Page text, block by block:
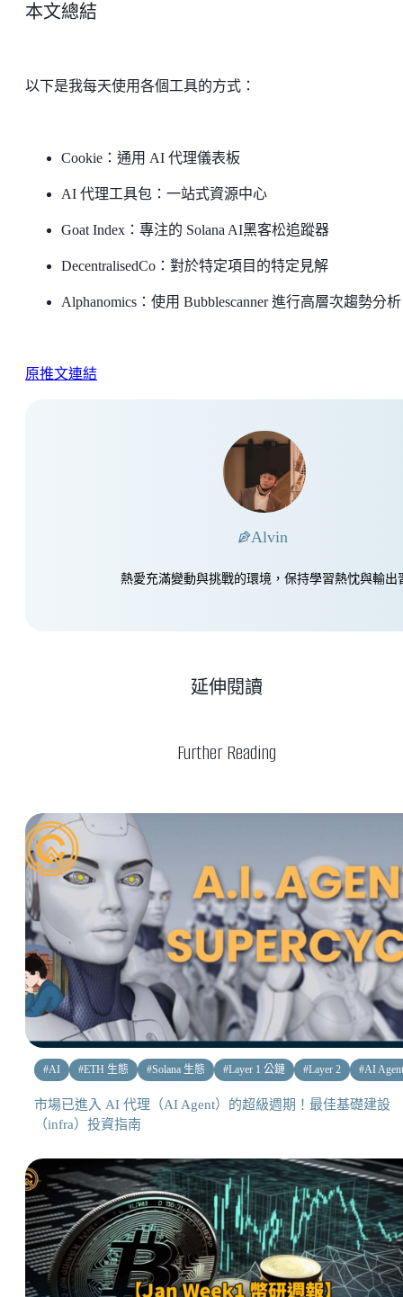
本文總結
以下是我每天使用各個工具的方式：
Cookie：通用 AI 代理儀表板
AI 代理工具包：一站式資源中心
Goat Index：專注的 Solana AI黑客松追蹤器
DecentralisedCo：對於特定項目的特定見解
Alphanomics：使用 Bubblescanner 進行高層次趨勢分析
原推文連結
Alvin
熱愛充滿變動與挑戰的環境，保持學習熱忱與輸出
Further Reading
延伸閱讀
#AI #ETH 生態 #Solana 生態 #Layer 1 公鏈 #Layer 2 #AI Agent
市場已進入 AI 代理（AI Agent）的超級週期！最佳基礎建設
（infra）投資指南